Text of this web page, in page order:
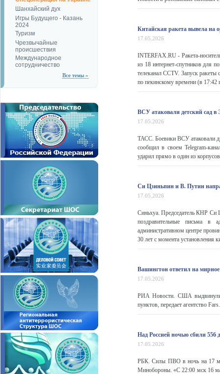
Шанхайский дух
Игры Будущего - Казань
2024
Туризм
Чрезвычайные
происшествия
Международное
сотрудничество
Все темы »
Китайская ракета вывела на
17.05.2026
INTERFAX.RU - Ракета-
из 18 интернет-спутников для
телеканал CCTV. Запуск
по пекинскому времени (в
ВСУ атаковали детский сад в
17.05.2026
ТАСС. Боевики ВСУ атаковали
сообщил в своем Telegram-
ударил прямо в один из
Си Цзиньпин и В. Путин
17.05.2026
Синьхуа. Председатель КНР Си
поздравительные письма в
административном центре
30 лет с момента установления
Вашингтон ответил на
17.05.2026
РИА Новости. США выдвинули
пунктов, передает агентство
Над Россией ночью сбили 556
17.05.2026
РБК. Силы ПВО в ночь на 17
Минобороны. «С 22:00 мск 16